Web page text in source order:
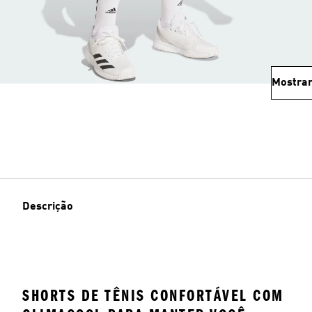
Descrição
SHORTS DE TÊNIS CONFORTÁVEL COM